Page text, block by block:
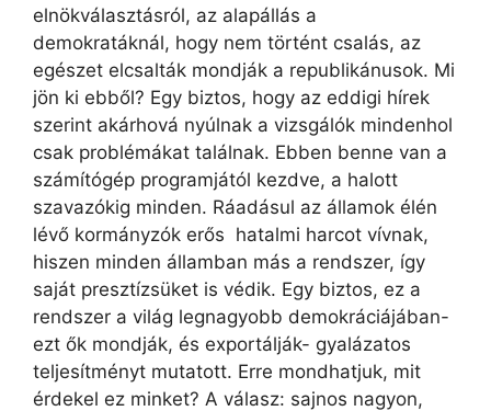
elnökválasztásról, az alapállás a
demokratáknál, hogy nem történt csalás, az
egészet elcsalták mondják a republikánusok. Mi
jön ki ebből? Egy biztos, hogy az eddigi hírek
szerint akárhová nyúlnak a vizsgálók mindenhol
csak problémákat találnak. Ebben benne van a
számítógép programjától kezdve, a halott
szavazókig minden. Ráadásul az államok élén
lévő kormányzók erős hatalmi harcot vívnak,
hiszen minden államban más a rendszer, így
saját presztízsüket is védik. Egy biztos, ez a
rendszer a világ legnagyobb demokráciájában-
ezt ők mondják, és exportálják- gyalázatos
teljesítményt mutatott. Erre mondhatjuk, mit
érdekel ez minket? A válasz: sajnos nagyon,